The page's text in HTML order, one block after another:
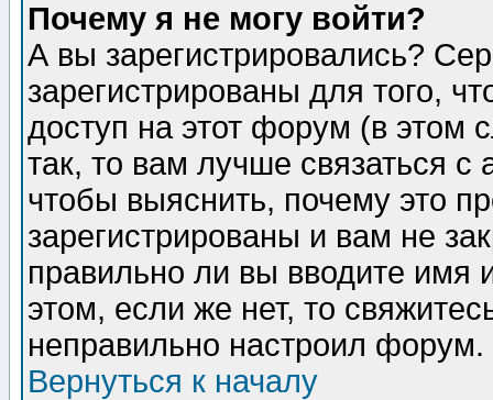
Почему я не могу войти?
А вы зарегистрировались?
зарегистрированы для того,
доступ на этот форум (в этом
так, то вам лучше связаться
чтобы выяснить, почему это
зарегистрированы и вам не
правильно ли вы вводите
этом, если же нет, то
неправильно настроил форум.
Вернуться к началу